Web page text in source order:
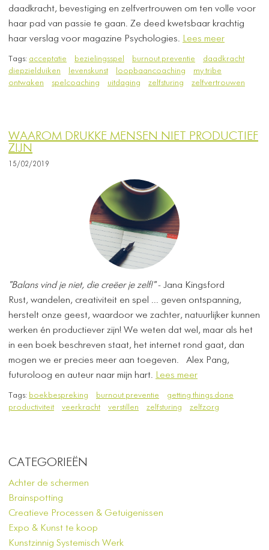
daadkracht, bevestiging en zelfvertrouwen om ten volle voor
haar pad van passie te gaan. Ze deed kwetsbaar krachtig
haar verslag voor magazine Psychologies. Lees meer
Tags: acceptatie bezielingsspel burnout preventie
daadkracht
diepzielduiken
levenskunst loopbaancoaching
my tribe
ontwaken
spelcoaching uitdaging zelfsturing zelfvertrouwen
WAAROM DRUKKE MENSEN NIET PRODUCTIEF
ZIJN
15/02/2019
"Balans vind je niet, die creëer je zelf!"- Jana Kingsford
Rust, wandelen, creativiteit en spel ... geven ontspanning,
herstelt onze geest, waardoor we zachter, natuurlijker kunnen
werken én productiever zijn! We weten dat wel, maar als het
in een boek beschreven staat, het internet rond gaat, dan
mogen we er precies meer aan toegeven. ​ ​ Alex Pang,
futuroloog en auteur naar mijn hart. Lees meer
Tags: boekbespreking burnout preventie
getting things done
productiviteit
veerkracht verstillen zelfsturing zelfzorg
CATEGORIEËN
Achter de schermen
Brainspotting
Creatieve Processen & Getuigenissen
Expo & Kunst te koop
Kunstzinnig Systemisch Werk